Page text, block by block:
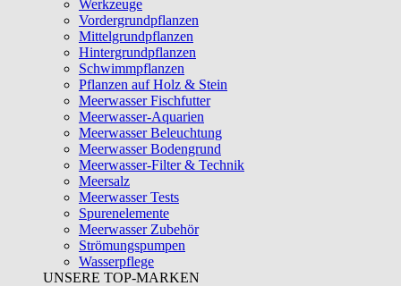
Werkzeuge
Vordergrundpflanzen
Mittelgrundpflanzen
Hintergrundpflanzen
Schwimmpflanzen
Pflanzen auf Holz & Stein
Meerwasser Fischfutter
Meerwasser-Aquarien
Meerwasser Beleuchtung
Meerwasser Bodengrund
Meerwasser-Filter & Technik
Meersalz
Meerwasser Tests
Spurenelemente
Meerwasser Zubehör
Strömungspumpen
Wasserpflege
UNSERE TOP-MARKEN